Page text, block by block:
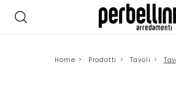
Home > Prodotti > Tavoli >